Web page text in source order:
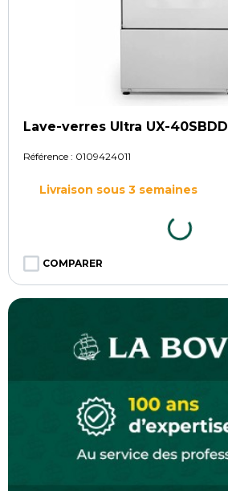
Lave-verres Ultra UX-40SBDD
Référence : 0109424011
Livraison sous 3 semaines
COMPARER